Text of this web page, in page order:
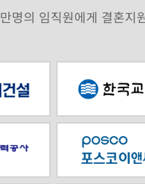
명의 임직원에게 결혼지